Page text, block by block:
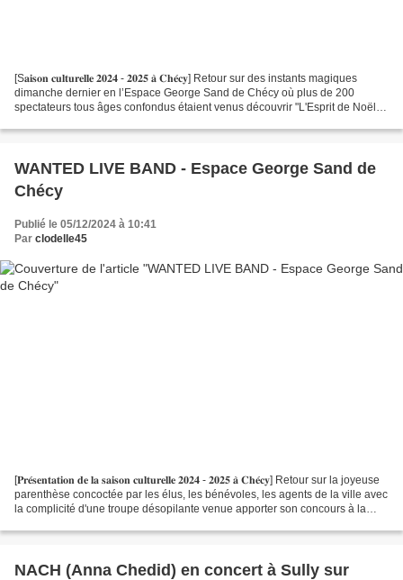
[S𝐚𝐢𝐬𝐨𝐧 𝐜𝐮𝐥𝐭𝐮𝐫𝐞𝐥𝐥𝐞 𝟐𝟎𝟐𝟒 - 𝟐𝟎𝟐𝟓 𝐚̀ 𝐂𝐡𝐞́𝐜𝐲] Retour sur des instants magiques
dimanche dernier en l’Espace George Sand de Chécy où plus de 200
spectateurs tous âges confondus étaient venus découvrir "L'Esprit de Noël",
WANTED LIVE BAND - Espace George Sand de
Chécy
Publié le 05/12/2024 à 10:41
Par clodelle45
[𝐏𝐫𝐞́𝐬𝐞𝐧𝐭𝐚𝐭𝐢𝐨𝐧 𝐝𝐞 𝐥𝐚 𝐬𝐚𝐢𝐬𝐨𝐧 𝐜𝐮𝐥𝐭𝐮𝐫𝐞𝐥𝐥𝐞 𝟐𝟎𝟐𝟒 - 𝟐𝟎𝟐𝟓 𝐚̀ 𝐂𝐡𝐞́𝐜𝐲] Retour sur la joyeuse
parenthèse concoctée par les élus, les bénévoles, les agents de la ville avec
la complicité d'une troupe désopilante venue apporter son concours à la
NACH (Anna Chedid) en concert à Sully sur